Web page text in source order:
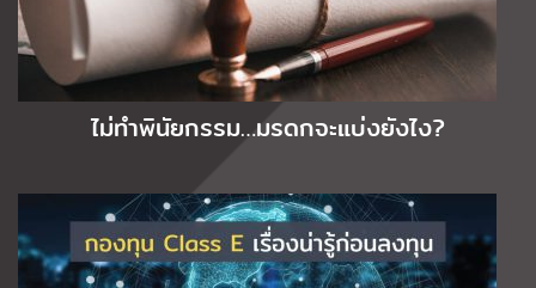
ไม่ทำพินัยกรรม…มรดกจะแบ่งยังไง?